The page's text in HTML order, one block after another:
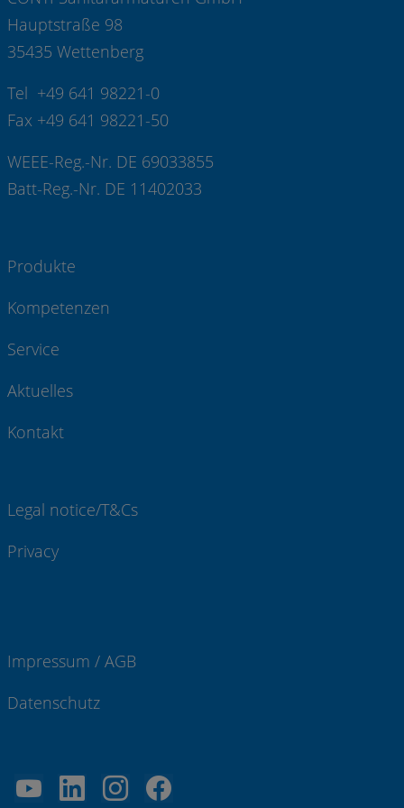
Hauptstraße 98
35435 Wettenberg
Tel +49 641 98221-0
Fax +49 641 98221-50
WEEE-Reg.-Nr. DE 69033855
Batt-Reg.-Nr. DE 11402033
Produkte
Kompetenzen
Service
Aktuelles
Kontakt
Legal notice/T&Cs
Privacy
Impressum / AGB
Datenschutz